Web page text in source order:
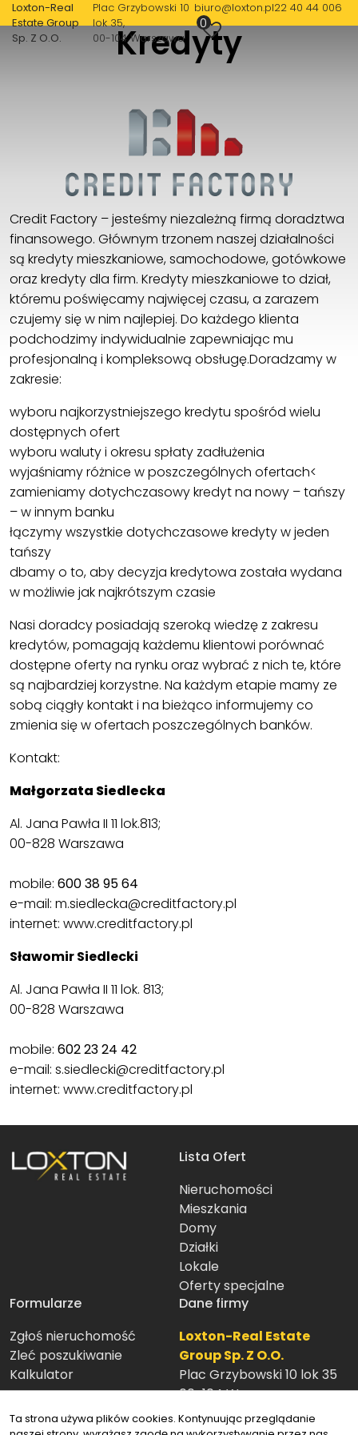
Loxton-Real
Estate Group
Sp. Z O.O.
Plac Grzybowski 10
lok 35
00-104 Warszawa
biuro@loxton.pl22 40 44 006
0
Loxton-Real Estate Group Sp. Z O.O.
Plac Grzybowski 10 lok 35
biuro@loxton.pl
Kredyty
Credit Factory – jesteśmy niezależną firmą doradztwa
finansowego. Głównym trzonem naszej działalności
są kredyty mieszkaniowe, samochodowe, gotówkowe
oraz kredyty dla firm. Kredyty mieszkaniowe to dział,
któremu poświęcamy najwięcej czasu, a zarazem
czujemy się w nim najlepiej. Do każdego klienta
podchodzimy indywidualnie zapewniając mu
profesjonalną i kompleksową obsługę.Doradzamy w
zakresie:
wyboru najkorzystniejszego kredytu spośród wielu
dostępnych ofert
wyboru waluty i okresu spłaty zadłużenia
wyjaśniamy różnice w poszczególnych ofertach<
zamieniamy dotychczasowy kredyt na nowy – tańszy
– w innym banku
łączymy wszystkie dotychczasowe kredyty w jeden
tańszy
dbamy o to, aby decyzja kredytowa została wydana
w możliwie jak najkrótszym czasie
Nasi doradcy posiadają szeroką wiedzę z zakresu
kredytów, pomagają każdemu klientowi porównać
dostępne oferty na rynku oraz wybrać z nich te, które
są najbardziej korzystne. Na każdym etapie mamy ze
sobą ciągły kontakt i na bieżąco informujemy co
zmienia się w ofertach poszczególnych banków.
Kontakt:
Małgorzata Siedlecka
Al. Jana Pawła II 11 lok.813;
00-828 Warszawa
mobile: 600 38 95 64
e-mail: m.siedlecka@creditfactory.pl
internet: www.creditfactory.pl
Sławomir Siedlecki
Al. Jana Pawła II 11 lok. 813;
00-828 Warszawa
mobile: 602 23 24 42
e-mail: s.siedlecki@creditfactory.pl
internet: www.creditfactory.pl
Lista Ofert
Nieruchomości
Mieszkania
Domy
Działki
Lokale
Oferty specjalne
Formularze
Zgłoś nieruchomość
Zleć poszukiwanie
Kalkulator
Dane firmy
Loxton-Real Estate
Group Sp. Z O.O.
Plac Grzybowski 10 lok 35
00-104 Warszawa
22 40 44 006
Ta strona używa plików cookies. Kontynuując przeglądanie